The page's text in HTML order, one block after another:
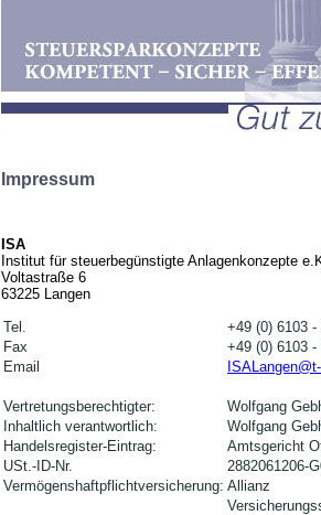
Impressum
ISA
Institut für steuerbegünstigte Anlagenkonzepte
Voltastraße 6
63225 Langen
Tel.
+49 (0) 6103 -
Fax
+49 (0) 6103 -
Email
Vertretungsberechtigter:
Wolfgang
Inhaltlich verantwortlich:
Wolfgang
Handelsregister-Eintrag:
Amtsgericht
USt.-ID-Nr.
2882061206-
Vermögenshaftpflichtversicherung: Allianz